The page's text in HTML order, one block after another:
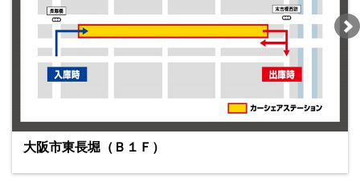
大阪市東長堀（Ｂ１Ｆ）